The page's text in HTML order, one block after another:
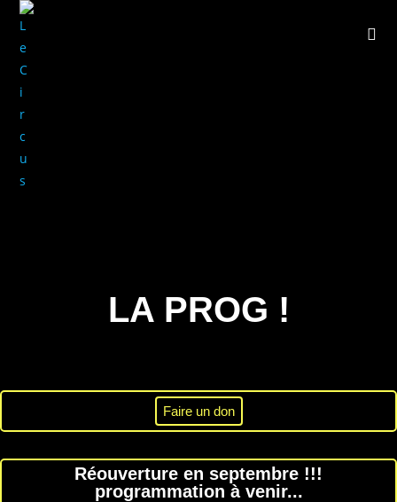
LA PROG !
Faire un don
Réouverture en septembre !!!
programmation à venir...